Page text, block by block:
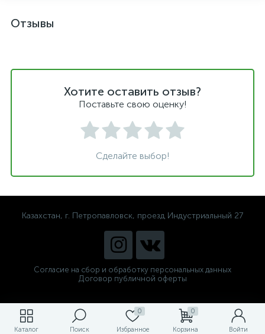
Каталог Поиск
0
Избранное
0
Корзина Войти
Отзывы
Хотите оставить отзыв?
Поставьте свою оценку!
Сделайте выбор!
Казахстан, г. Петропавловск, проезд Индустриальный 27
Согласие на сбор и обработку персональных данных
Договор публичной оферты